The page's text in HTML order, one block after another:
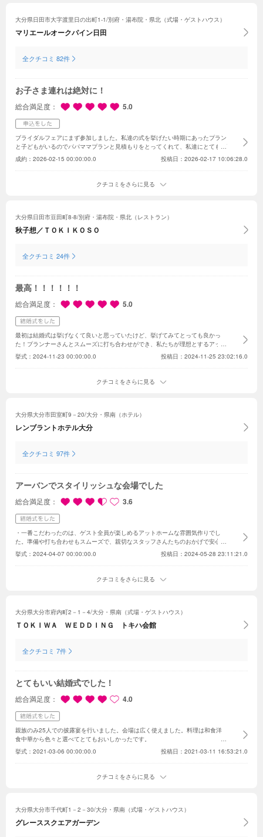
大分県日田市大字渡里日の出町1-1/別府・湯布院・県北（式場・ゲストハウス）
マリエールオークパイン日田
全クチコミ 82件
お子さま連れは絶対に！
総合満足度 5.0
ブライダルフェアにまず参加しました。私達の式を挙げたい時期にあったプラン
と子どもがいるのでパパママプランと見積もりをとってくれて、私達にとてもプ
ラスになるように担当のプランナーさんが一緒に考えてくれました。また、今月
の成約特典もめちゃくちゃお得なものがついてくるということで、日にちも良い
日がおさえられたので申し込みを決めようと思いました。パパママプランがとて
も特典が多くて、お子様がいる家族にはぜひオススメしたいプランだと思いま
成約： 2026-02-15 00:00:00.0 投稿日：2026-02-17 10:06:28.0
クチコミをさらに見る
大分県日田市豆田町8-8/別府・湯布院・県北（レストラン）
秋子想／ＴＯＫＩＫＯＳＯ
全クチコミ 24件
最高！！！！！！
総合満足度 5.0
最初は結婚式は挙げなくて良いと思っていたけど、挙げてみてとっても良かっ
た！ プランナーさんとスムーズに打ち合わせができ、私たちが理想とするアット
ホームな結婚式になってよかった！
手作りのプチギフト（ティッシュケース）も
ゲスト全員に渡し喜んでもらえて良かった！
バースデー新聞も用意し、親族控室
に置いてもらったが、家族が喜んで見てたのが印象に残ってます。料理もとっ
ても美味しく、ゲスト全員が満足して貰えた。秋子想で結婚式を挙げて最高に良
挙式： 2024-11-23 00:00:00.0 投稿日：2024-11-25 23:02:16.0
クチコミをさらに見る
大分県大分市田室町9－20/大分・県南（ホテル）
レンブラントホテル大分
全クチコミ 97件
アーバンでスタイリッシュな会場でした
総合満足度 3.6
・一番こだわったのは、ゲスト全員が楽しめるアットホームな雰囲気作りでし
た。 準備や打ち合わせもスムーズで、親切なスタッフさんたちのおかげで安心し
て進めることができました。
挙式： 2024-04-07 00:00:00.0 投稿日：2024-05-28 23:11:21.0
クチコミをさらに見る
大分県大分市府内町2－1－4/大分・県南（式場・ゲストハウス）
ＴＯＫＩＷＡ ＷＥＤＤＩＮＧ トキハ会館
全クチコミ 7件
とてもいい結婚式でした！
総合満足度 4.0
親族のみ25人での披露宴を行いました。 会場は広く使えました。 料理は和食洋
食中華から色々と選べてとてもおいしかったです。
挙式： 2021-03-06 00:00:00.0 投稿日：2021-03-11 16:53:21.0
クチコミをさらに見る
大分県大分市千代町1－2－30/大分・県南（式場・ゲストハウス）
グレーススクエアガーデン